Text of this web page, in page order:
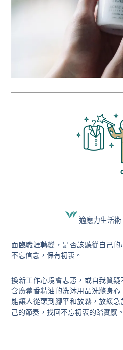
適應力生活
面臨職涯轉變，是否該聽從自己
不忘信念，保有初衷。
換新工作心境會忐忑，或自我質
含廣藿香精油的洗沐用品洗滌身
能讓人從頭到腳平和放鬆，放緩
己的節奏，找回不忘初衷的踏實感。